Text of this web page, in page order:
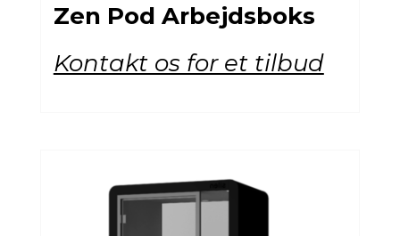
Zen Pod Arbejdsboks
Kontakt os for et tilbud